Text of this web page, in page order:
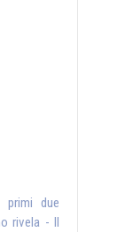
due
rivela - Il